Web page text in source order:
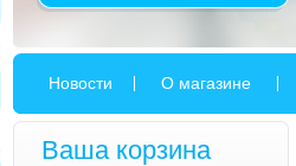
Новости О магазине
Ваша корзина